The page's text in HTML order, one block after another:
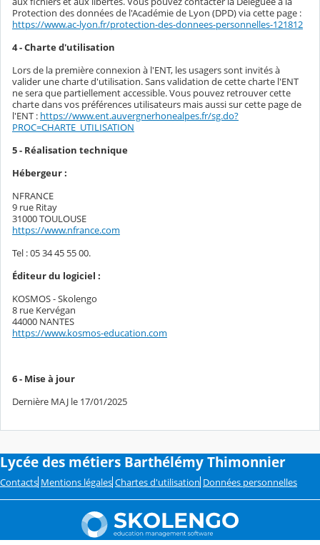
Protection des données de l'Académie de Lyon (DPD) via cette page :
https://www.ac-lyon.fr/protection-des-donnees-personnelles-121812
4 - Charte d'utilisation
Lors de la première connexion à l'ENT, les usagers sont invités à
valider une charte d'utilisation. Sans validation de cette charte l'ENT
ne sera que partiellement accessible. Vous pouvez retrouver cette
charte dans vos préférences utilisateurs mais aussi sur cette page de
l'ENT : https://www.ent.auvergnerhonealpes.fr/sg.do?
PROC=CHARTE_UTILISATION
5 - Réalisation technique
Hébergeur :
NFRANCE
9 rue Ritay
31000 TOULOUSE
https://www.nfrance.com
Tel : 05 34 45 55 00.
Éditeur du logiciel :
KOSMOS - Skolengo
8 rue Kervégan
44000 NANTES
https://www.kosmos-education.com
6 - Mise à jour
Dernière MAJ le 17/01/2025
Lycée des métiers Barthélémy Thimonnier
Contacts Mentions légales Chartes d'utilisation Données personnelles